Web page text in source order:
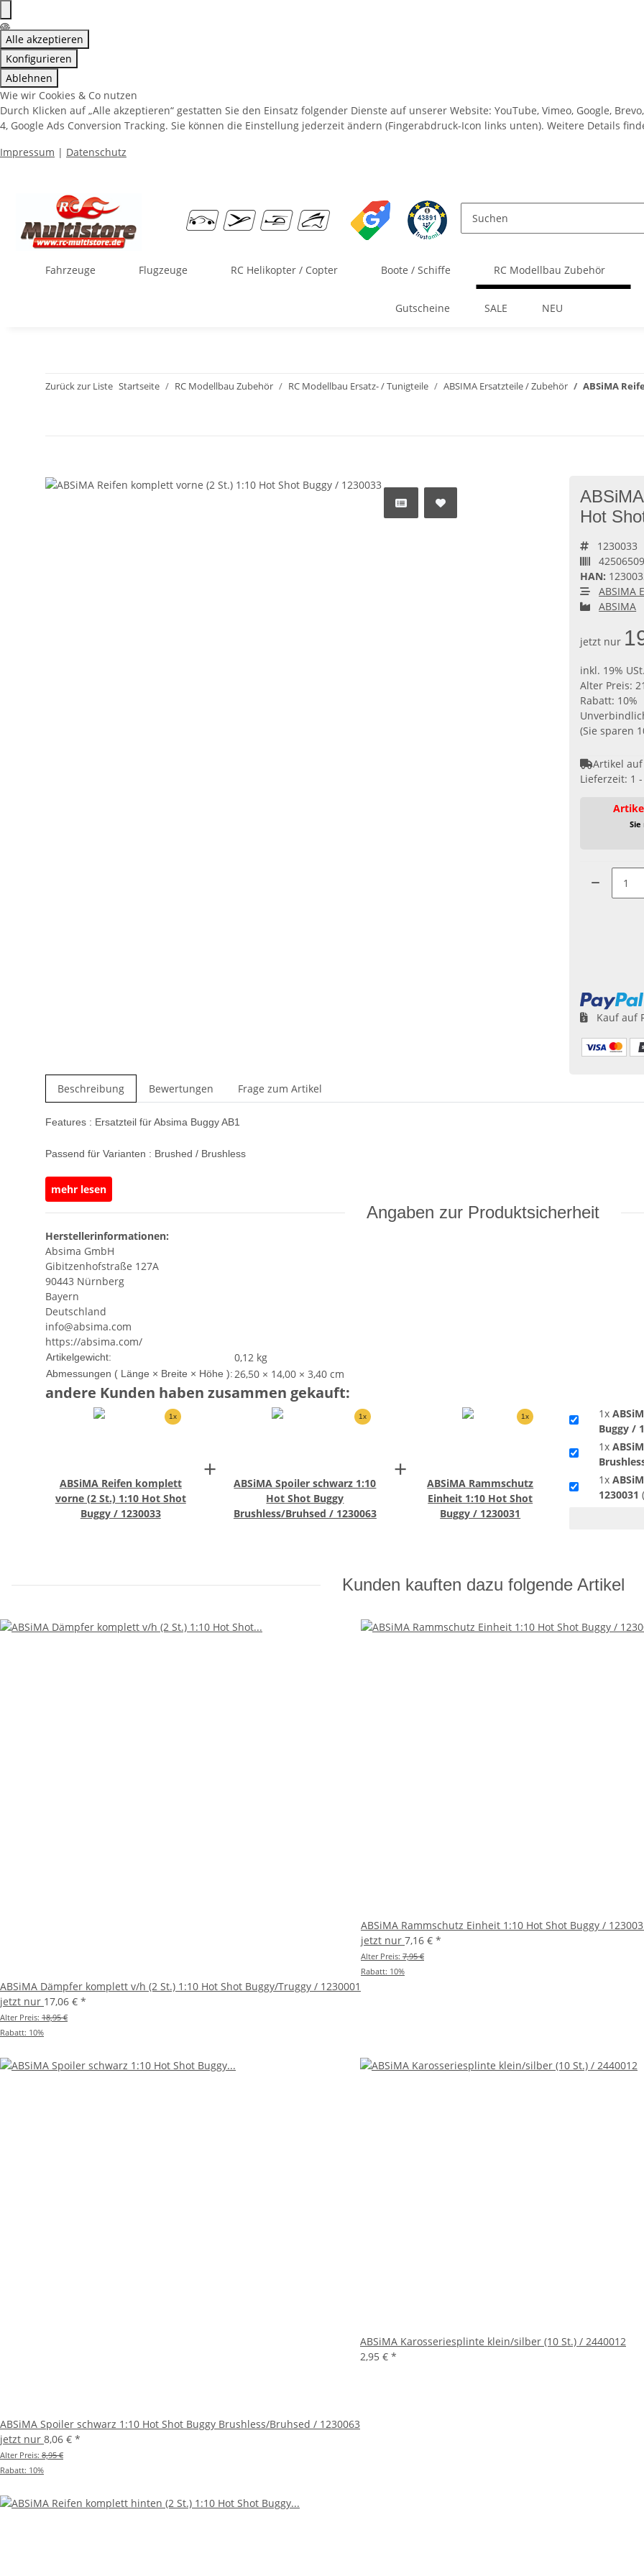
Alle akzeptieren
Konfigurieren
Ablehnen
Wie wir Cookies & Co nutzen
Durch Klicken auf „Alle akzeptieren“ gestatten Sie den Einsatz folgender Dienste auf unserer Website: YouTube, Vimeo, Google,
4, Google Ads Conversion Tracking. Sie können die Einstellung jederzeit ändern (Fingerabdruck-Icon links unten). Weitere Details
Impressum | Datenschutz
Fahrzeuge Flugzeuge RC Helikopter / Copter Boote / Schiffe RC Modellbau Zubehör
Gutscheine SALE NEU
Zurück zur Liste Startseite RC Modellbau Zubehör RC Modellbau Ersatz- / Tunigteile ABSIMA Ersatzteile / Zubehör ABSiMA
Hot
1230033
HAN:
ABSIMA
ABSIMA
jetzt nur
inkl. 19%
Alter Preis:
Rabatt: 10%
(Sie sparen
Artikel
Lieferzeit: 1
Loading...
Kauf auf
weitere Registerkarten anzeigen
Beschreibung Bewertungen Frage zum Artikel
Features : Ersatzteil für Absima Buggy AB1
Passend für Varianten : Brushed / Brushless
Felgen Mitnehmer 12 mm 6 Kant
Ø 85 mm
Reifenbreite 35 mm
Mit Einlage
Fertig verklebt
0 Offset
Felgen Design : 5 V - Speichen schwarz
Reifenprofil : Blockpin
mehr lesen
Angaben zur Produktsicherheit
Herstellerinformationen:
Absima GmbH
Gibitzenhofstraße 127A
90443 Nürnberg
Bayern
Deutschland
info@absima.com
https://absima.com/
Produkteigenschaft
Wert
Artikelgewicht: 0,12 kg
Abmessungen ( Länge × Breite × Höhe ):26,50 × 14,00 × 3,40 cm
andere Kunden haben zusammen gekauft:
ABSiMA Reifen komplett
vorne (2 St.) 1:10 Hot Shot
Buggy / 1230033
1x
+
ABSiMA Spoiler schwarz 1:10
Hot Shot Buggy
Brushless/Bruhsed / 1230063
1x
+
ABSiMA Rammschutz
Einheit 1:10 Hot Shot
Buggy / 1230031
1x 1x
Buggy /
1x
1x
1230031
Kunden kauften dazu folgende Artikel
ABSiMA Dämpfer komplett v/h (2 St.) 1:10 Hot Shot Buggy/Truggy / 1230001
jetzt nur 17,06 € *
Alter Preis: 18,95 €
Rabatt: 10%
ABSiMA Rammschutz Einheit 1:10 Hot Shot Buggy /
jetzt nur 7,16 € *
Alter Preis: 7,95 €
Rabatt: 10%
ABSiMA Spoiler schwarz 1:10 Hot Shot Buggy Brushless/Bruhsed / 1230063
jetzt nur 8,06 € *
Alter Preis: 8,95 €
Rabatt: 10%
ABSiMA Karosseriesplinte klein/silber (10 St.) / 2440012
2,95 € *